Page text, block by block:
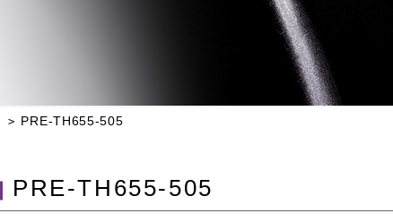
PRE-TH655-505
PRE-TH655-505